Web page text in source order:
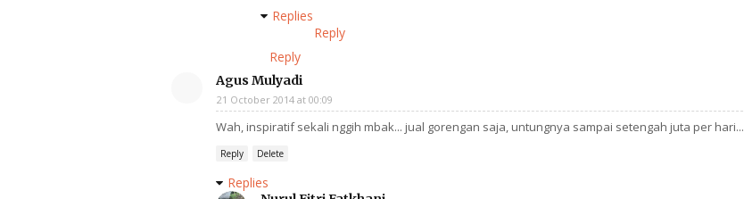
Replies
Reply
Reply
Agus Mulyadi
21 October 2014 at 00:09
Wah, inspiratif sekali nggih mbak... jual gorengan saja, untungnya sampai setengah juta per hari...
Reply Delete
Replies